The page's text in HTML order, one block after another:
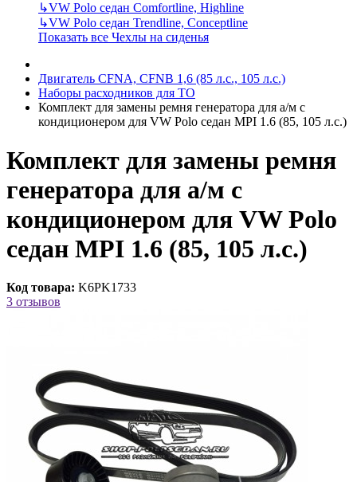
↳VW Polo седан Comfortline, Highline
↳VW Polo седан Trendline, Conceptline
Показать все Чехлы на сиденья
Двигатель CFNA, CFNB 1,6 (85 л.с., 105 л.с.)
Наборы расходников для ТО
Комплект для замены ремня генератора для а/м с
кондиционером для VW Polo седан MPI 1.6 (85, 105 л.с.)
Комплект для замены ремня
генератора для а/м с
кондиционером для VW Polo
седан MPI 1.6 (85, 105 л.с.)
Код товара: K6PK1733
3 отзывов